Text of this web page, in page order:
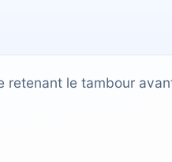
le tambour